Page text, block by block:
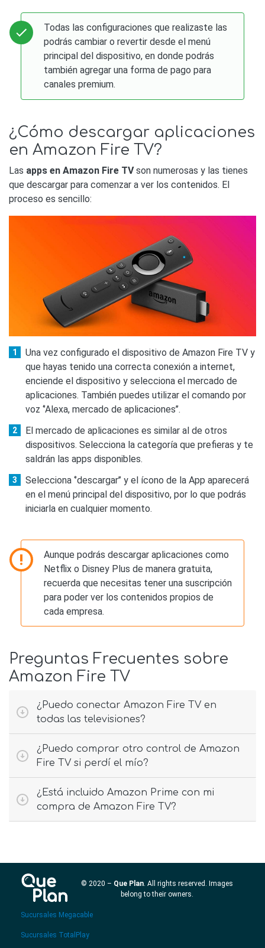
Todas las configuraciones que realizaste las
podrás cambiar o revertir desde el menú
principal del dispositivo, en donde podrás
también agregar una forma de pago para
canales premium.
¿Cómo descargar aplicaciones
en Amazon Fire TV?
Las apps en Amazon Fire TVson numerosas y las tienes
que descargar para comenzar a ver los contenidos. El
proceso es sencillo:
Una vez configurado el dispositivo de Amazon Fire TV y
que hayas tenido una correcta conexión a internet,
enciende el dispositivo y selecciona el mercado de
aplicaciones. También puedes utilizar el comando por
voz ‘’Alexa, mercado de aplicaciones’’.
El mercado de aplicaciones es similar al de otros
dispositivos. Selecciona la categoría que prefieras y te
saldrán las apps disponibles.
Selecciona ‘’descargar’’ y el ícono de la App aparecerá
en el menú principal del dispositivo, por lo que podrás
iniciarla en cualquier momento.
Aunque podrás descargar aplicaciones como
Netflix o Disney Plus de manera gratuita,
recuerda que necesitas tener una suscripción
para poder ver los contenidos propios de
cada empresa.
Preguntas Frecuentes sobre
Amazon Fire TV
¿Puedo conectar Amazon Fire TV en
todas las televisiones?
¿Puedo comprar otro control de Amazon
Fire TV si perdí el mío?
¿Está incluido Amazon Prime con mi
compra de Amazon Fire TV?
© 2020 – Que Plan . All rights reserved. Images
belong to their owners.
Sucursales Megacable
Sucursales TotalPlay